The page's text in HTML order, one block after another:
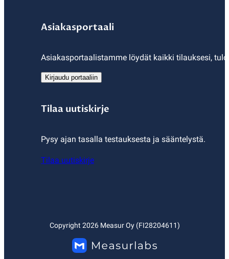
Asiakasportaali
Asiakasportaalistamme löydät kaikki tilauksesi,
Kirjaudu portaaliin
Tilaa uutiskirje
Pysy ajan tasalla testauksesta ja sääntelystä.
Tilaa uutiskirje
Copyright 2026Measur Oy (FI28204611)